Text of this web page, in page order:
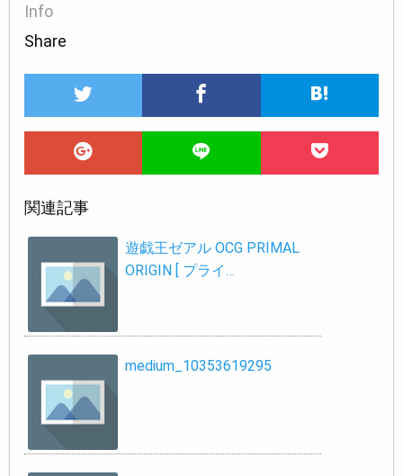
Info
Share
関連記事
遊戯王ゼアル OCG PRIMAL
ORIGIN [ プライ…
medium_10353619295